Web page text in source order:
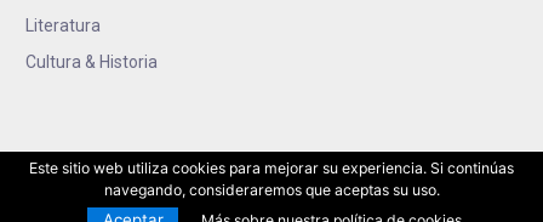
Literatura
Cultura & Historia
Este sitio web utiliza cookies para mejorar su experiencia. Si continúas
navegando, consideraremos que aceptas su uso.